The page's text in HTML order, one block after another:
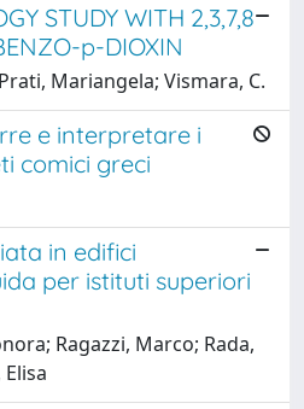
STUDY WITH 2,3,7,8
p-DIOXIN
Mariangela; Vismara, C.
e interpretare i
comici greci
in edifici
per istituti superiori
Ragazzi, Marco; Rada,